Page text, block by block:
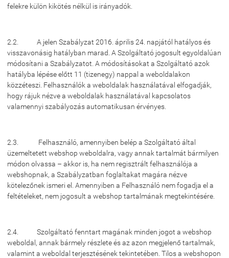
felekre külön kikötés nélkül is irányadók.
2.2. A jelen Szabályzat 2016. április 24. napjától hatályos és
visszavonásig hatályban marad. A Szolgáltató jogosult egyoldalúan
módosítani a Szabályzatot. A módosításokat a Szolgáltató azok
hatályba lépése előtt 11 (tizenegy) nappal a weboldalakon
közzéteszi. Felhasználók a weboldalak használatával elfogadják,
hogy rájuk nézve a weboldalak használatával kapcsolatos
valamennyi szabályozás automatikusan érvényes.
2.3. Felhasználó, amennyiben belép a Szolgáltató által
üzemeltetett webshop weboldalra, vagy annak tartalmát bármilyen
módon olvassa – akkor is, ha nem regisztrált felhasználója a
webshopnak, a Szabályzatban foglaltakat magára nézve
kötelezőnek ismeri el. Amennyiben a Felhasználó nem fogadja el a
feltételeket, nem jogosult a webshop tartalmának megtekintésére.
2.4. Szolgáltató fenntart magának minden jogot a webshop
weboldal, annak bármely részlete és az azon megjelenő tartalmak,
valamint a weboldal terjesztésének tekintetében. Tilos a webshopon